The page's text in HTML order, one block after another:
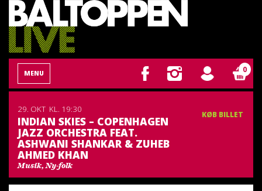
MENU 0
29. OKT KL. 19:30
INDIAN SKIES – COPENHAGEN
JAZZ ORCHESTRA FEAT.
ASHWANI SHANKAR & ZUHEB
AHMED KHAN
Musik, Ny-folk
KØB BILLET